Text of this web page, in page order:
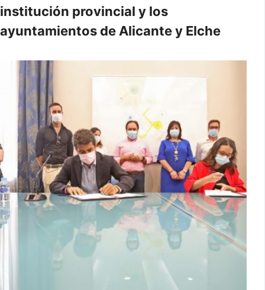
institución provincial y los
ayuntamientos de Alicante y Elche